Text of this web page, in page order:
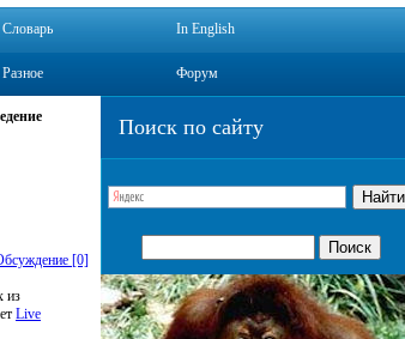
Словарь In English
Разное Форум
Поиск по сайту
[0]
из
Live